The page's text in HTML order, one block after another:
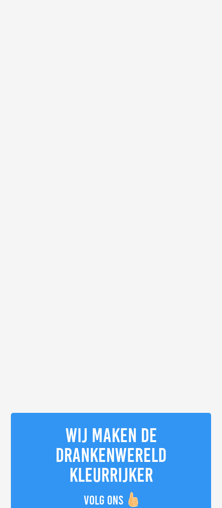
Wij maken de
drankenwereld
kleurrijker
Volg ons